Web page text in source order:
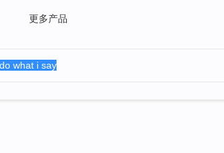
更多产品